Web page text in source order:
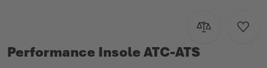
Aggiungi al
Performance Insole ATC-ATS